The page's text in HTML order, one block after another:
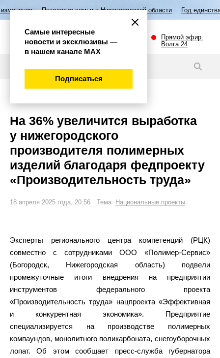
семьи в Нижегородской области Год единства народов России
Прямой эфир.
Волга 24
На 36% увеличится выработка
у нижегородского
производителя полимерных
изделий благодаря федпроекту
«Производительность труда»
18 апреля 2025 года, 20:56 Тема: Национальные проекты
Эксперты регионального центра компетенций (РЦК)
совместно с сотрудниками ООО «Полимер-Сервис»
(Богородск, Нижегородская область) подвели
промежуточные итоги внедрения на предприятии
инструментов федерального проекта
«Производительность труда» нацпроекта «Эффективная
и конкурентная экономика». Предприятие
специализируется на производстве полимерных
компаундов, монолитного поликарбоната, снегоуборочных
лопат. Об этом сообщает пресс-служба губернатора
Самые интересные
новости и эксклюзивы —
в нашем канале МАХ
Подписаться